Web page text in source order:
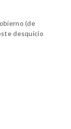
(de
desquicio